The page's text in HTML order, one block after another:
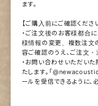
ます。
【ご購入前にご確認ください
・ご注文後のお客様都合
様情報の変更、複数注文
容ご確認のうえ、ご注文・
・お問い合わせいただい
たします。「
ールを受信できるように、